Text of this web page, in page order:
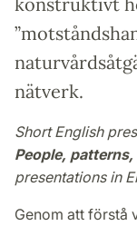
nätverk.
Short English
People,
presentations in
Genom att förstå